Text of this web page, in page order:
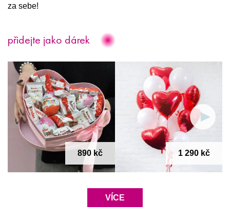
za sebe!
přidejte jako dárek
890 kč 1 290 kč
VÍCE